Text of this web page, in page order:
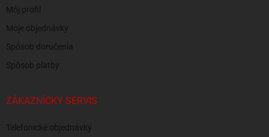
Môj profil
Moje objednávky
Spôsob doručenia
Spôsob platby
ZÁKAZNÍCKY SERVIS
Telefonické objednávky